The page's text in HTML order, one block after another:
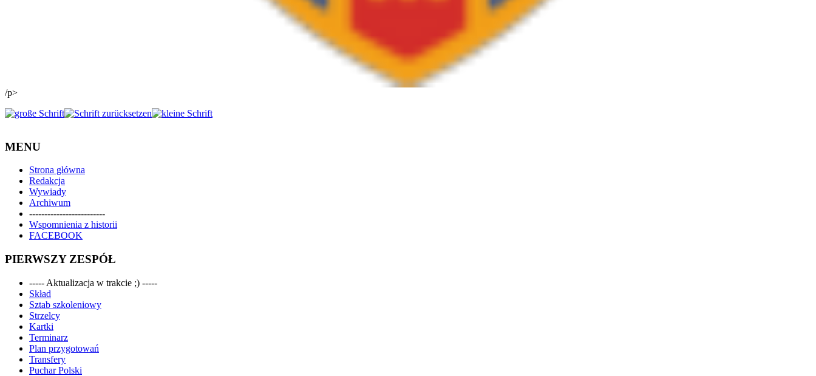
/p>
MENU
Strona główna
Redakcja
Wywiady
Archiwum
-------------------------
Wspomnienia z historii
FACEBOOK
PIERWSZY ZESPÓŁ
----- Aktualizacja w trakcie ;) -----
Skład
Sztab szkoleniowy
Strzelcy
Kartki
Terminarz
Plan przygotowań
Transfery
Puchar Polski